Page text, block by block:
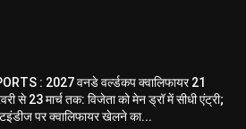
: 2027 वनडे वर्ल्डकप क्वालिफायर 21
से 23 मार्च तक: विजेता को मेन ड्रॉ में सीधी एंट्री;
पर क्वालिफायर खेलने का...